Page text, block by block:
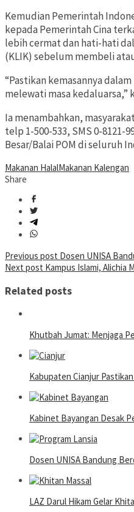
Kemudian Pemerintah
kepada Pemerintah Cina
lebih cermat dan hati-hati
(KLIK) sebelum membeli
“Pastikan kemasannya
melewati masa kedaluarsa,”
Ia menambahkan,
telp 1-500-533, SMS 0-8121-
Besar/Balai POM di seluruh
Makanan HalalMakanan Kalengan
Share
Post
navigation
Previous post Dosen UNISA
Next post Kampus Islami, Alichia
Related posts
Khutbah Jumat: Menjaga
Kabupaten Cianjur
Kabinet Bayangan Desak
Dosen UNISA Bandung
LAZ Darul Hikam Gelar